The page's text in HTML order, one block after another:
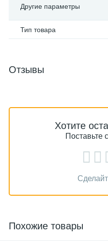
Другие параметры
Тип товара
Отзывы
Хотите
Поставьте
Похожие товары